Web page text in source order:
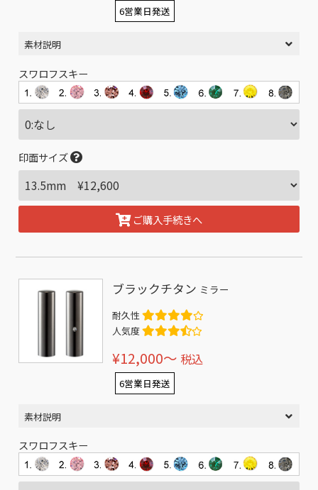
6営業日発送
素材説明
スワロフスキー
印面サイズ
ご購入手続きへ
ブラックチタン ミラー
耐久性
人気度
¥12,000〜 税込
6営業日発送
素材説明
スワロフスキー